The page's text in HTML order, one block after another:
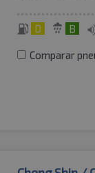
D B
Comparar